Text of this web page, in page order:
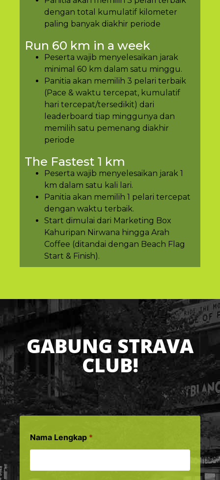
dengan total kumulatif kilometer
paling banyak diakhir periode
Run 60 km in a week
Peserta wajib menyelesaikan jarak
minimal 60 km dalam satu minggu.
Panitia akan memilih 3 pelari terbaik
(Pace & waktu tercepat, kumulatif
hari tercepat/tersedikit) dari
leaderboard tiap minggunya dan
memilih satu pemenang diakhir
periode
The Fastest 1 km
Peserta wajib menyelesaikan jarak 1
km dalam satu kali lari.
Panitia akan memilih 1 pelari tercepat
dengan waktu terbaik.
Start dimulai dari Marketing Box
Kahuripan Nirwana hingga Arah
Coffee (ditandai dengan Beach Flag
Start & Finish).
GABUNG STRAVA
CLUB!
Nama Lengkap *